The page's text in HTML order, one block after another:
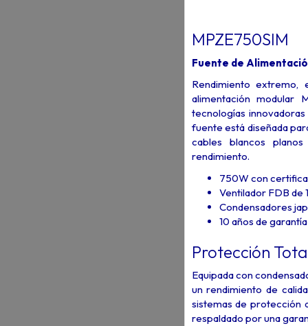
MPZE750SIM
Fuente de
Rendimiento
alimentación modular
tecnologías
fuente está diseñada
cables blancos
rendimiento.
750W con
Ventilador FDB de
Condensadores
10 años de garantía
Protección
Equipada con
un rendimiento de
sistemas de protección
respaldado por una